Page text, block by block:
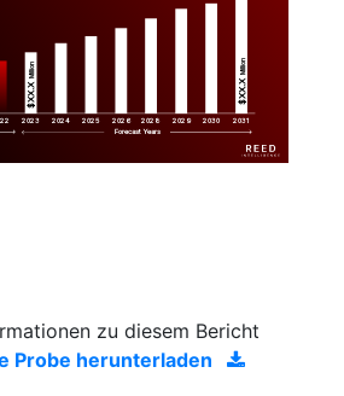
2023 2024 2025 2026 2028 2029 2030 2031
$XX.X
Million
$XX.X
Million
Forecast Years
zu diesem Bericht
Probe herunterladen